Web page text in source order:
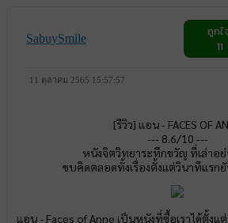
SabuySmile
ถูกใ
11
11 ตุลาคม 2565 15:57:57
[รีวิว] แอน - FACES OF
--- 8.6/10 ---
หนังจิตวิทยาระทึกขวัญ ที่เล่าอย่
ขบคิดตลอดทั้งเรื่องตั้งแต่วินาทีแรก
แอน - Faces of Anne เป็นหนังที่ซื้อเราได้ตั้งแ